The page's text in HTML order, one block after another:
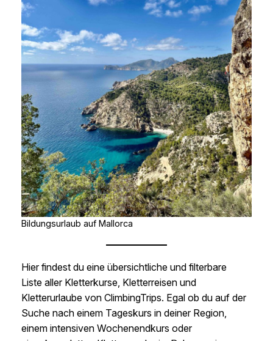
Bildungsurlaub auf Mallorca
Hier findest du eine übersichtliche und filterbare
Liste aller Kletterkurse, Kletterreisen und
Kletterurlaube von ClimbingTrips. Egal ob du auf der
Suche nach einem Tageskurs in deiner Region,
einem intensiven Wochenendkurs oder